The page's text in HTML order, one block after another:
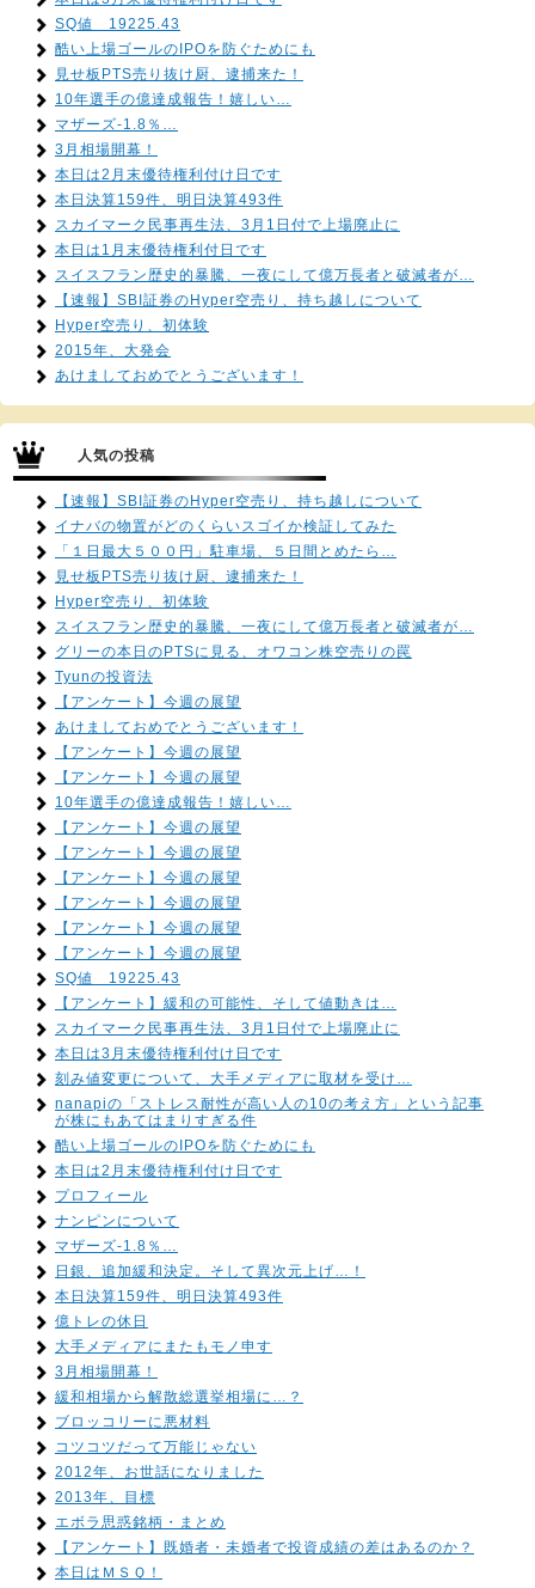
SQ値 19225.43
酷い上場ゴールのIPOを防ぐためにも
見せ板PTS売り抜け厨、逮捕来た！
10年選手の億達成報告！嬉しい…
マザーズ-1.8％…
3月相場開幕！
本日は2月末優待権利付け日です
本日決算159件、明日決算493件
スカイマーク民事再生法、3月1日付で上場廃止に
本日は1月末優待権利付日です
スイスフラン歴史的暴騰、一夜にして億万長者と破滅者が…
【速報】SBI証券のHyper空売り、持ち越しについて
Hyper空売り、初体験
2015年、大発会
あけましておめでとうございます！
人気の投稿
【速報】SBI証券のHyper空売り、持ち越しについて
イナバの物置がどのくらいスゴイか検証してみた
「１日最大５００円」駐車場、５日間とめたら…
見せ板PTS売り抜け厨、逮捕来た！
Hyper空売り、初体験
スイスフラン歴史的暴騰、一夜にして億万長者と破滅者が…
グリーの本日のPTSに見る、オワコン株空売りの罠
Tyunの投資法
【アンケート】今週の展望
あけましておめでとうございます！
【アンケート】今週の展望
【アンケート】今週の展望
10年選手の億達成報告！嬉しい…
【アンケート】今週の展望
【アンケート】今週の展望
【アンケート】今週の展望
【アンケート】今週の展望
【アンケート】今週の展望
【アンケート】今週の展望
SQ値 19225.43
【アンケート】緩和の可能性、そして値動きは…
スカイマーク民事再生法、3月1日付で上場廃止に
本日は3月末優待権利付け日です
刻み値変更について、大手メディアに取材を受け…
nanapiの「ストレス耐性が高い人の10の考え方」という記事
が株にもあてはまりすぎる件
酷い上場ゴールのIPOを防ぐためにも
本日は2月末優待権利付け日です
プロフィール
ナンピンについて
マザーズ-1.8％…
日銀、追加緩和決定。そして異次元上げ…！
本日決算159件、明日決算493件
億トレの休日
大手メディアにまたもモノ申す
3月相場開幕！
緩和相場から解散総選挙相場に…？
ブロッコリーに悪材料
コツコツだって万能じゃない
2012年、お世話になりました
2013年、目標
エボラ思惑銘柄・まとめ
【アンケート】既婚者・未婚者で投資成績の差はあるのか？
本日はＭＳＱ！